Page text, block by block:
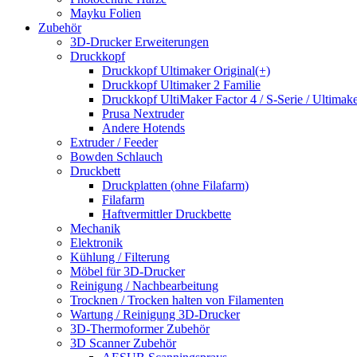
Mayku Folien
Zubehör
3D-Drucker Erweiterungen
Druckkopf
Druckkopf Ultimaker Original(+)
Druckkopf Ultimaker 2 Familie
Druckkopf UltiMaker Factor 4 / S-Serie /
Prusa Nextruder
Andere Hotends
Extruder / Feeder
Bowden Schlauch
Druckbett
Druckplatten (ohne Filafarm)
Filafarm
Haftvermittler Druckbette
Mechanik
Elektronik
Kühlung / Filterung
Möbel für 3D-Drucker
Reinigung / Nachbearbeitung
Trocknen / Trocken halten von Filamenten
Wartung / Reinigung 3D-Drucker
3D-Thermoformer Zubehör
3D Scanner Zubehör